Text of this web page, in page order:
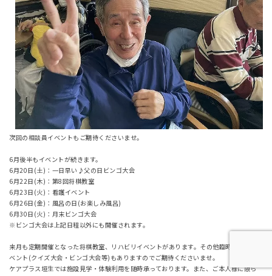
次回の相談員イベントもご期待くださいませ。
6月後半もイベントが続きます。
6月20日(土)：一日早い♪父の日ビンゴ大会
6月22日(木)：第8回将棋教室
6月23日(火)：看護イベント
6月26日(金)：風呂の日(お楽しみ風呂)
6月30日(火)：月末ビンゴ大会
※ビンゴ大会は上記日程以外にも開催されます。
来月も定期開催となった将棋教室、リハビリイベントがあります。その他臨時のプチイ
ベント(クイズ大会・ビンゴ大会等)もありますのでご期待くださいませ。
ケアプラス垣生では施設見学・体験利用を随時承っております。また、ご本人様に限ら